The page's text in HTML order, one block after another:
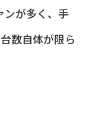
ンが多く、手
数自体が限ら